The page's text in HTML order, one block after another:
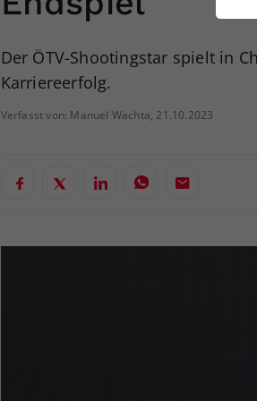
Der ÖTV-Shootingstar spielt in
Karriereerfolg.
Verfasst von: Manuel Wachta, 21.10.2023